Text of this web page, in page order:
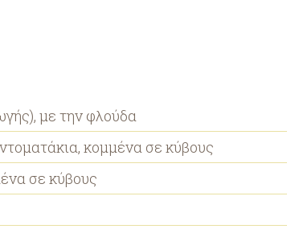
με την φλούδα
κομμένα σε κύβους
σε κύβους